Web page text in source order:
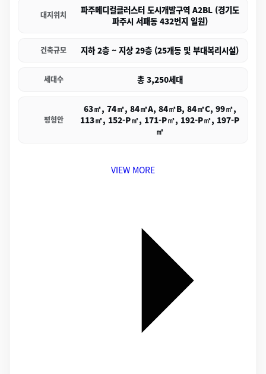
대지위치
파주메디컬클러스터 도시개발구역 A2BL (경기도
파주시 서패동 432번지 일원)
건축규모 지하 2층 ~ 지상 29층 (25개동 및 부대복리시설)
세대수 총 3,250세대
평형안
63㎡, 74㎡, 84㎡A, 84㎡B, 84㎡C, 99㎡,
113㎡, 152-P㎡, 171-P㎡, 192-P㎡, 197-P
㎡
VIEW MORE